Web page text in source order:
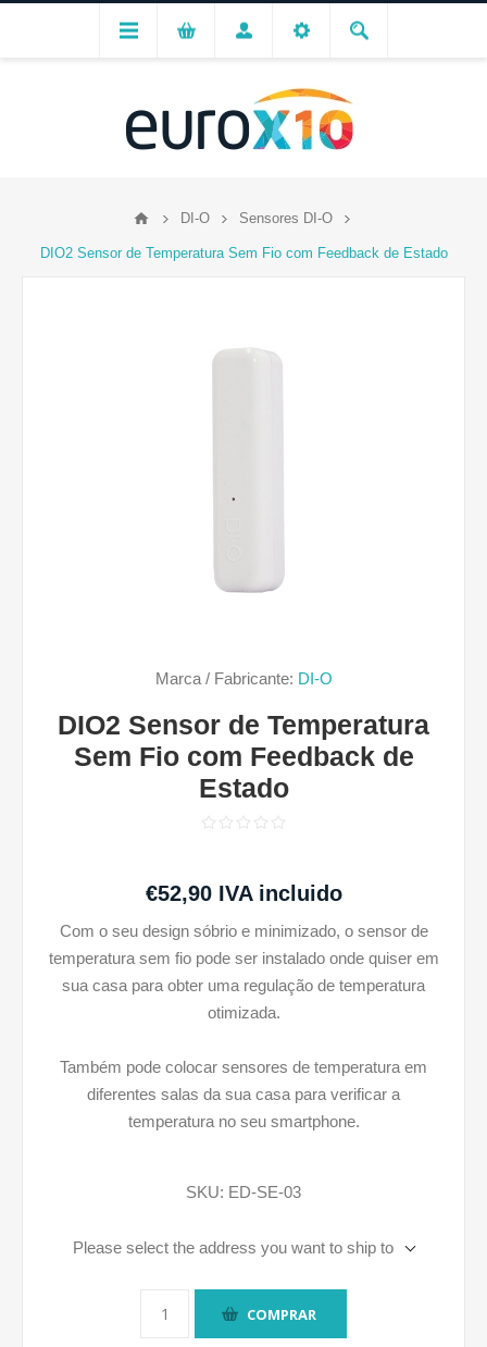
DI-O Sensores DI-O
DIO2 Sensor de Temperatura Sem Fio com Feedback de Estado
Marca / Fabricante: DI-O
DIO2 Sensor de Temperatura
Sem Fio com Feedback de
Estado
€52,90 IVA incluido
Com o seu design sóbrio e minimizado, o sensor de
temperatura sem fio pode ser instalado onde quiser em
sua casa para obter uma regulação de temperatura
otimizada.
Também pode colocar sensores de temperatura em
diferentes salas da sua casa para verificar a
temperatura no seu smartphone.
SKU: ED-SE-03
Please select the address you want to ship to
COMPRAR